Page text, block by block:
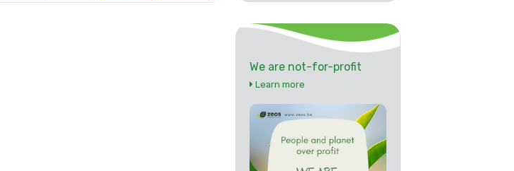
We are not-for-profit
Learn more